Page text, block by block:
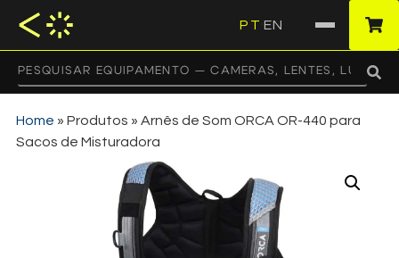
PT EN
Home » Produtos » Arnês de Som ORCA OR-440 para
Sacos de Misturadora